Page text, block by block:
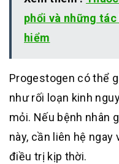
phổi và những
hiểm
Progestogen có thể
như rối loạn kinh
mỏi. Nếu bệnh nhân
này, cần liên hệ
điều trị kịp thời.